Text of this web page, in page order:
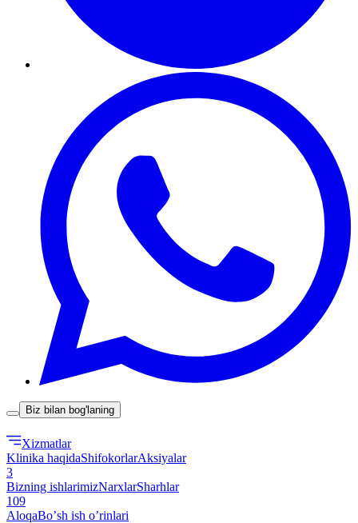
Biz bilan bog'laning
Xizmatlar
Klinika haqidaShifokorlarAksiyalar
3
Bizning ishlarimizNarxlarSharhlar
109
AloqaBoʼsh ish oʼrinlari